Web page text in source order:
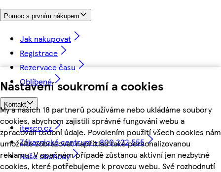
Nastavení soukromí a cookies
My a našich 18 partnerů používáme nebo ukládáme soubory
cookies, abychom zajistili správné fungování webu a
zpracovali osobní údaje. Povolením použití všech cookies nám
umožníte zobrazovat například také personalizovanou
reklamu. V opačném případě zůstanou aktivní jen nezbytné
cookies, které potřebujeme k provozu webu. Své rozhodnutí
Pomoc s prvním nákupem
Jak nakupovat
Registrace
Rezervace času
Oblíbené
Kontakt
itesco.cz
Zákaznické centrum - 800 222 555
Naše obchody